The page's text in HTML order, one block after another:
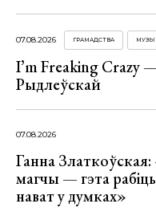
07.08.2026 ГРАМАДСТВА
I’m Freaking Crazy
Рыдлеўскай
07.08.2026
Ганна
магчы — гэта
нават у думках»